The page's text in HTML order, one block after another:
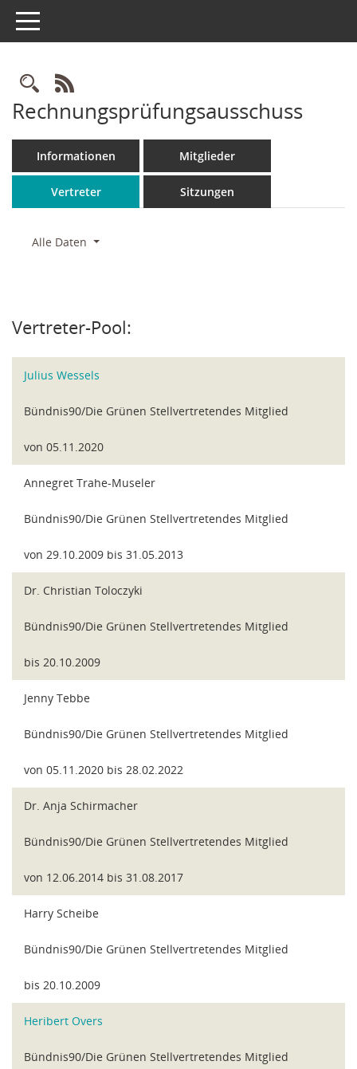
Toggle navigation
Rechercheauswahl
RSS-Feed
Rechnungsprüfungsausschuss
Informationen Mitglieder
Vertreter Sitzungen
Alle Daten
Vertreter-Pool:
Julius Wessels
Bündnis90/Die Grünen Stellvertretendes Mitglied
von 05.11.2020
Annegret Trahe-Museler
Bündnis90/Die Grünen Stellvertretendes Mitglied
von 29.10.2009 bis 31.05.2013
Dr. Christian Toloczyki
Bündnis90/Die Grünen Stellvertretendes Mitglied
bis 20.10.2009
Jenny Tebbe
Bündnis90/Die Grünen Stellvertretendes Mitglied
von 05.11.2020 bis 28.02.2022
Dr. Anja Schirmacher
Bündnis90/Die Grünen Stellvertretendes Mitglied
von 12.06.2014 bis 31.08.2017
Harry Scheibe
Bündnis90/Die Grünen Stellvertretendes Mitglied
bis 20.10.2009
Heribert Overs
Bündnis90/Die Grünen Stellvertretendes Mitglied